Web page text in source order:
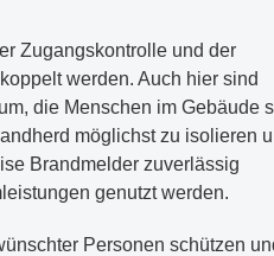
Zugangskontrolle und der
werden. Auch hier sind
die Menschen im Gebäude
möglichst zu isolieren
Brandmelder zuverlässig
genutzt werden.
Personen schützen